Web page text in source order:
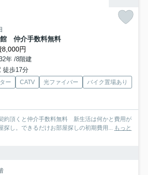
館 仲介手数料無料
円
年 /8階建
徒歩17分
ー CATV 光ファイバー
バイク置場あり
約頂くと仲介手数料無料 新生活は何かと費用が
探し。できるだけお部屋探しの初期費用...
もっと